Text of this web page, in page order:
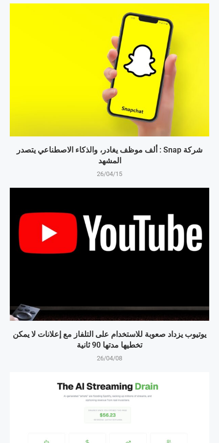
شركة Snap : ألف موظف يغادر، والذكاء الاصطناعي يتصدر
المشهد
26/04/15
يوتيوب يزداد صعوبة للاستخدام على التلفاز مع إعلانات لا يمكن
تخطيها مدتها 90 ثانية
26/04/08